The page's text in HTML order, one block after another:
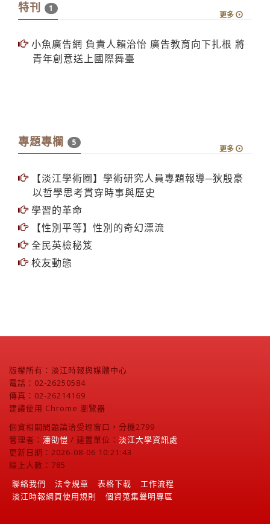
特刊 1
更多
小魚廣告網 負責人賴治怡 廣告教育向下扎根 將
青年創意送上國際舞臺
專題專欄 5
更多
【淡江學術圈】學術研究人員專題報導─狄殷豪
以哲學思考貫穿時事與歷史
學習的革命
【性別平等】性別的奇幻漂流
全民英檢秘笈
校友動態
版權所有：淡江時報與媒體中心
電話：02-26250584
傳真：02-26214169
建議使用 Chrome 瀏覽器
個資相關問題請洽受理窗口，分機2799
管理者： 潘劭愷 / 建置單位： 淡江大學資訊處
更新日期：2026-08-06 10:21:43
線上人數：785
聯絡我們
法令規章 表格下載
工作流程
淡江時報網頁使用規則
個資蒐集聲明專區